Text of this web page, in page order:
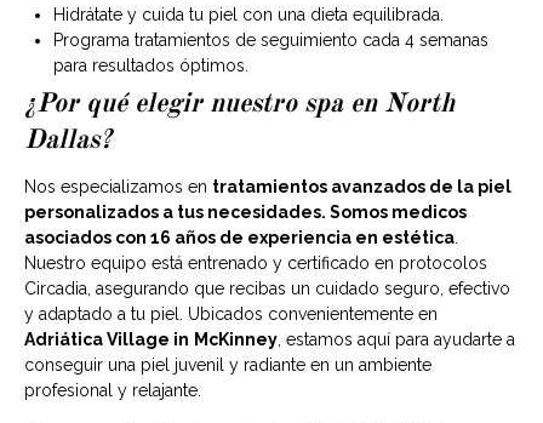
Hidrátate y cuida tu piel con una dieta equilibrada.
Programa tratamientos de seguimiento cada 4 semanas
para resultados óptimos.
¿Por qué elegir nuestro spa en North
Dallas?
Nos especializamos en tratamientos avanzados de la piel
personalizados a tus necesidades. Somos medicos
asociados con 16 años de experiencia en estética
Nuestro equipo está entrenado y certificado en protocolos
Circadia, asegurando que recibas un cuidado seguro, efectivo
y adaptado a tu piel. Ubicados convenientemente en
Adriática Village in McKinney , estamos aquí para ayudarte a
conseguir una piel juvenil y radiante en un ambiente
profesional y relajante.